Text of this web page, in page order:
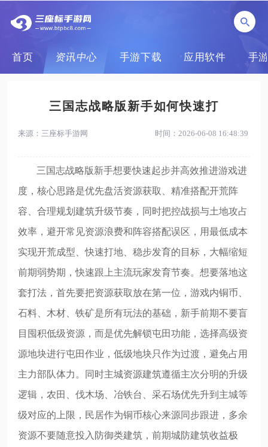
首页 资讯中心 手游下载 应用软件 手
三国志战略版新手如何快速打
来源：三座标手游网 时间：2026-06-08 16:48:39
三国志战略版新手想要快速起步并高效推进游戏进
度，核心思路是优先盘活资源获取、精准搭配开荒阵
容、合理规划建筑升级节奏，同时把控战损与土地攻占
效率，避开常见资源浪费和阵容搭配误区，用最低成本
实现开荒成型、快速打地、稳步发育的目标，大幅缩短
前期弱势期，快速跟上主流玩家发育节奏。想要落地这
套打法，首先要把资源获取放在第一位，游戏内铜币、
石料、木材、铁矿是所有玩法的基础，新手前期不要盲
目囤积低级资源，而是优先解锁屯田功能，选择高级资
源地块进行屯田作业，低级地块只作为过渡，避免占用
主力部队体力。同时主城资源建筑遵循主次分明的升级
逻辑，农田、伐木场、冶铁台、采石场优先升到主城等
级对应的上限，民居作为铜币核心来源同步跟进，多余
资源不要随意投入防御类建筑，前期城防建筑收益极